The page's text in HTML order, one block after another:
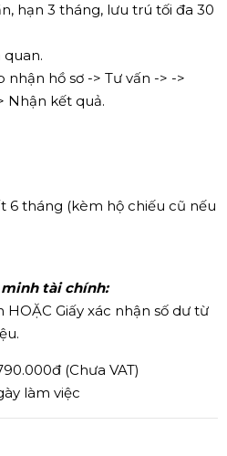
hạn 3 tháng, lưu trú tối đa 30
hồ sơ -> Tư vấn -> ->
Nhận kết quả.
6 tháng (kèm hộ chiếu cũ nếu
minh tài chính:
HOẶC Giấy xác nhận số dư từ
(Chưa VAT)
làm việc